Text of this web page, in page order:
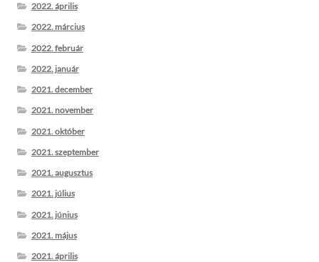
2022. április
2022. március
2022. február
2022. január
2021. december
2021. november
2021. október
2021. szeptember
2021. augusztus
2021. július
2021. június
2021. május
2021. április